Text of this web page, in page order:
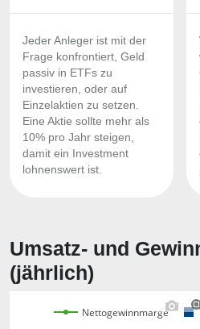
Jeder Anleger ist mit der
Frage konfrontiert, Geld
passiv in ETFs zu
investieren, oder auf
Einzelaktien zu setzen.
Eine Aktie sollte mehr als
10% pro Jahr steigen,
damit ein Investment
lohnenswert ist.
Umsatz- und
(jährlich)
Nettogewinnmarge